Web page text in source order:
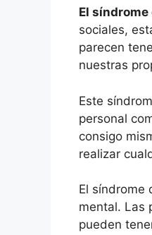
X
(Twitter)
El
sociales,
parecen
nuestras
Este
personal
consigo
realizar
El síndrome
mental. Las
pueden